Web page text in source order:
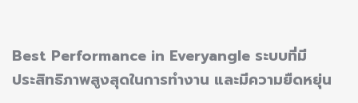
Best Performance in Everyangle ระบบที่มี
ประสิทธิภาพสูงสุดในการทำงาน และมีความยืดหยุ่น